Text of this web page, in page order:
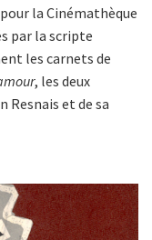
la Cinémathèque
par la scripte
les carnets de
, les deux
Resnais et de sa